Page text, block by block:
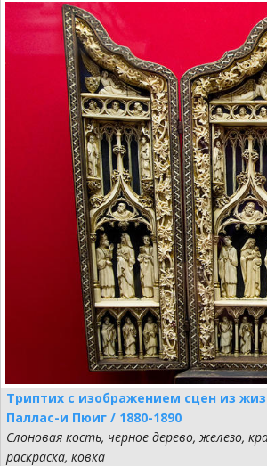
Триптих с изображением сцен из
Паллас-и Пюиг / 1880-1890
Слоновая кость, черное дерево, железо,
раскраска, ковка